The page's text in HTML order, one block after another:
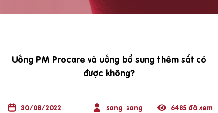
Uống PM Procare và uống bổ sung thêm sắt có
được không?
30/08/2022 sang_sang 6485 đã xem